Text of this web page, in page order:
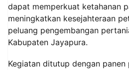
dapat memperkuat ketahanan
meningkatkan kesejahteraan
peluang pengembangan
Kabupaten Jayapura.
Kegiatan ditutup dengan panen